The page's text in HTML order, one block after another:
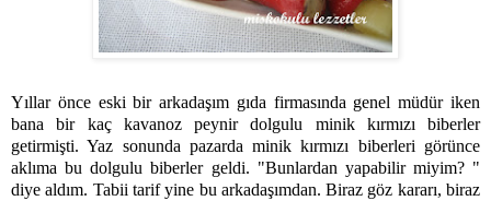
Yıllar önce eski bir arkadaşım gıda firmasında genel müdür iken
bana bir kaç kavanoz peynir dolgulu minik kırmızı biberler
getirmişti. Yaz sonunda pazarda minik kırmızı biberleri görünce
aklıma bu dolgulu biberler geldi. "Bunlardan yapabilir miyim? "
diye aldım. Tabii tarif yine bu arkadaşımdan. Biraz göz kararı, biraz